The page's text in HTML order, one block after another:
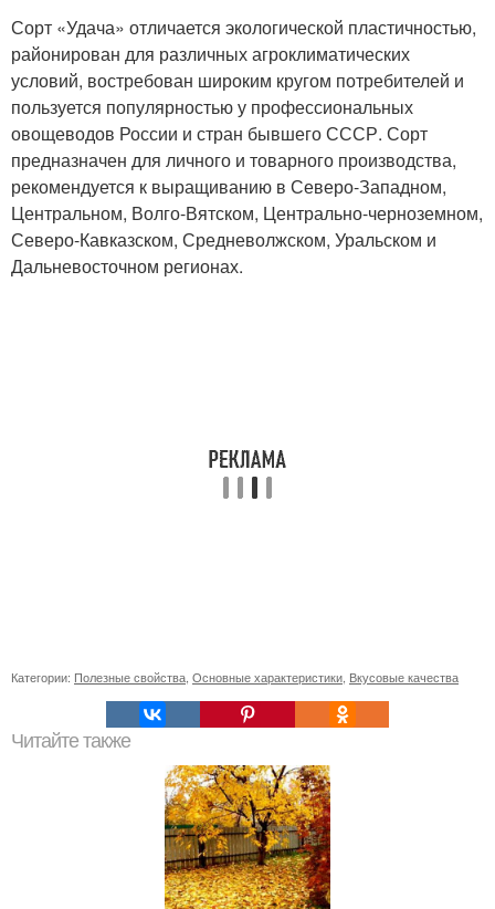
Сорт «Удача» отличается экологической пластичностью,
районирован для различных агроклиматических
условий, востребован широким кругом потребителей и
пользуется популярностью у профессиональных
овощеводов России и стран бывшего СССР. Сорт
предназначен для личного и товарного производства,
рекомендуется к выращиванию в Северо-Западном,
Центральном, Волго-Вятском, Центрально-черноземном,
Северо-Кавказском, Средневолжском, Уральском и
Дальневосточном регионах.
Категории: Полезные свойства Основные характеристики Вкусовые качества
Читайте также